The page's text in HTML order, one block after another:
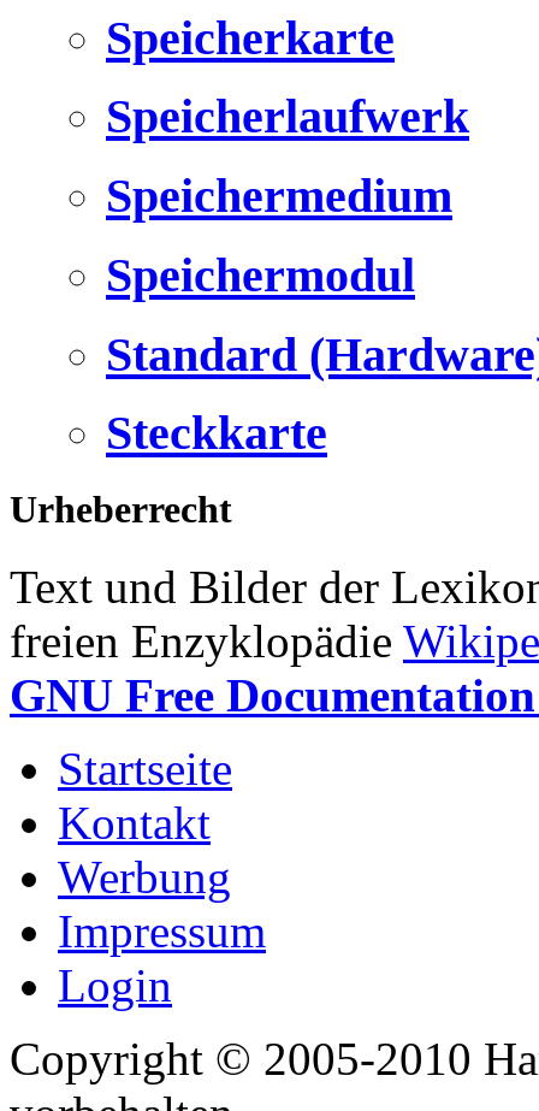
Speicherkarte
Speicherlaufwerk
Speichermedium
Speichermodul
Standard
Steckkarte
Urheberrecht
Text und Bilder der
freien Enzyklopädie
GNU Free
Startseite
Kontakt
Werbung
Impressum
Login
Copyright © 2005-2010